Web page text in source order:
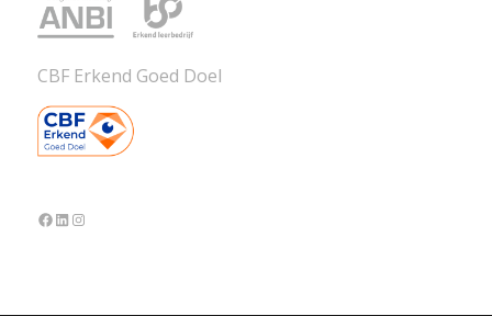
CBF Erkend Goed Doel
Facebook
LinkedIn
Instagram